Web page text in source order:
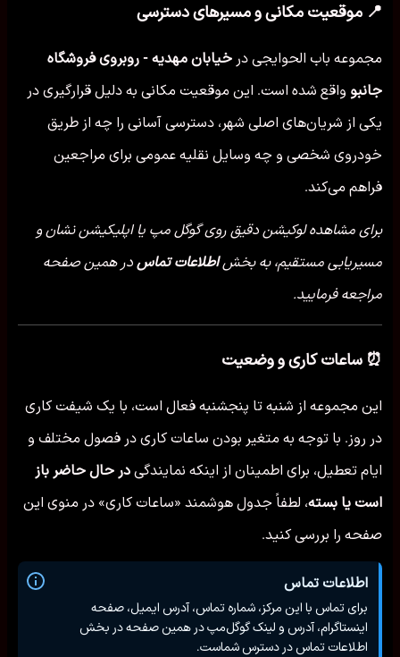
📍 موقعیت مکانی و مسیرهای دسترسی
مجموعه باب الحوایجی در خیابان مهدیه - روبروی فروشگاه
جانبو واقع شده است. این موقعیت مکانی به دلیل قرارگیری در
یکی از شریان‌های اصلی شهر، دسترسی آسانی را چه از طریق
خودروی شخصی و چه وسایل نقلیه عمومی برای مراجعین
فراهم می‌کند.
برای مشاهده لوکیشن دقیق روی گوگل مپ یا اپلیکیشن نشان و
مسیریابی مستقیم، به بخشاطلاعات تماس در همین صفحه
مراجعه فرمایید.
⏰ ساعات کاری و وضعیت
این مجموعه از شنبه تا پنجشنبه فعال است، با یک شیفت کاری
در روز. با توجه به متغیر بودن ساعات کاری در فصول مختلف و
ایام تعطیل، برای اطمینان از اینکه نمایندگی در حال حاضر باز
است یا بسته، لطفاً جدول هوشمند «ساعات کاری» در منوی این
صفحه را بررسی کنید.
اطلاعات تماس
برای تماس با این مرکز، شماره تماس، آدرس ایمیل، صفحه
اینستاگرام، آدرس و لینک گوگل‌مپ در همین صفحه در بخش
اطلاعات تماس در دسترس شماست.